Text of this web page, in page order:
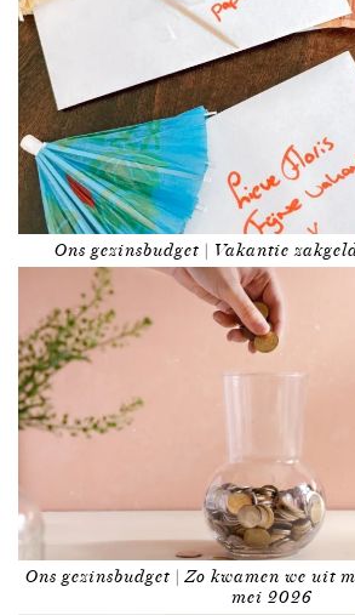
Ons gezinsbudget | Vakantie
Ons gezinsbudget | Zo kwamen we uit
mei 2026